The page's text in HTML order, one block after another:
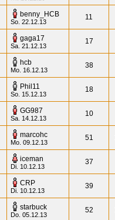
benny_HCB
So. 22.12.13
11
gaga17
Sa. 21.12.13
17
hcb
Mo. 16.12.13
38
Phil11
So. 15.12.13
18
GG987
Sa. 14.12.13
10
marcohc
Mo. 09.12.13
51
iceman
Di. 10.12.13
37
CRP
Di. 10.12.13
39
starbuck
Do. 05.12.13
52